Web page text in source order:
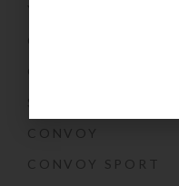
CONVOY
CONVOY SPORT